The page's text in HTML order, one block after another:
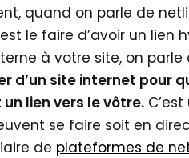
quand on parle de
le faire d’avoir un lien
à votre site, on parle
d’un site internet pour
lien vers le vôtre.
se faire soit en
de plateformes de